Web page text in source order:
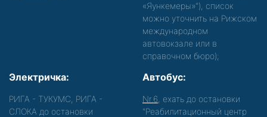
«Яункемеры»"), список
можно уточнить на Рижском
международном
автовокзале или в
справочном бюро);
Электричка:
РИГА - ТУКУМС, РИГА -
СЛОКА до остановки
Автобус:
Nr.6 , ехать до остановки
"Реабилитационный центр